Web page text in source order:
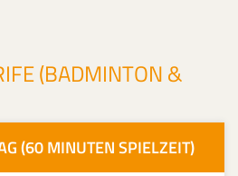
(BADMINTON &
(60 MINUTEN SPIELZEIT)